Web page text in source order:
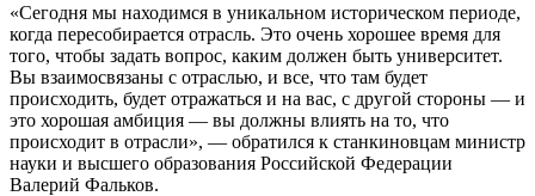
«Сегодня мы находимся в уникальном историческом периоде,
когда пересобирается отрасль. Это очень хорошее время для
того, чтобы задать вопрос, каким должен быть университет.
Вы взаимосвязаны с отраслью, и все, что там будет
происходить, будет отражаться и на вас, с другой стороны — и
это хорошая амбиция — вы должны влиять на то, что
происходит в отрасли», — обратился к станкиновцам министр
науки и высшего образования Российской Федерации
Валерий Фальков.